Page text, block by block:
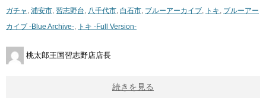
ガチャ 浦安市 習志野台 八千代市 白石市 ブルーアーカイブ トキ ブルーアー
カイブ ​-Blue ​Archive-
トキ ​-Full ​Version-
桃太郎王国習志野店店長
続きを見る